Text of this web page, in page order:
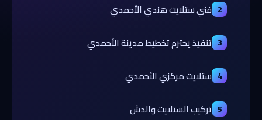
2 فني ستلايت هندي الأحمدي
3 تنفيذ يحترم تخطيط مدينة الأحمدي
4 ستلايت مركزي الأحمدي
5 تركيب الستلايت والدش